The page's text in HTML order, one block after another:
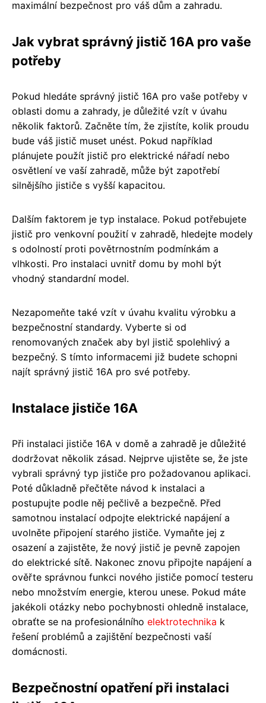
maximální bezpečnost pro váš dům a zahradu.
Jak vybrat správný jistič 16A pro vaše
potřeby
Pokud hledáte správný jistič 16A pro vaše potřeby v
oblasti domu a zahrady, je důležité vzít v úvahu
několik faktorů. Začněte tím, že zjistíte, kolik proudu
bude váš jistič muset unést. Pokud například
plánujete použít jistič pro elektrické nářadí nebo
osvětlení ve vaší zahradě, může být zapotřebí
silnějšího jističe s vyšší kapacitou.
Dalším faktorem je typ instalace. Pokud potřebujete
jistič pro venkovní použití v zahradě, hledejte modely
s odolností proti povětrnostním podmínkám a
vlhkosti. Pro instalaci uvnitř domu by mohl být
vhodný standardní model.
Nezapomeňte také vzít v úvahu kvalitu výrobku a
bezpečnostní standardy. Vyberte si od
renomovaných značek aby byl jistič spolehlivý a
bezpečný. S tímto informacemi již budete schopni
najít správný jistič 16A pro své potřeby.
Instalace jističe 16A
Při instalaci jističe 16A v domě a zahradě je důležité
dodržovat několik zásad. Nejprve ujistěte se, že jste
vybrali správný typ jističe pro požadovanou aplikaci.
Poté důkladně přečtěte návod k instalaci a
postupujte podle něj pečlivě a bezpečně. Před
samotnou instalací odpojte elektrické napájení a
uvolněte připojení starého jističe. Vymaňte jej z
osazení a zajistěte, že nový jistič je pevně zapojen
do elektrické sítě. Nakonec znovu připojte napájení a
ověřte správnou funkci nového jističe pomocí testeru
nebo množstvím energie, kterou unese. Pokud máte
jakékoli otázky nebo pochybnosti ohledně instalace,
obraťte se na profesionálního elektrotechnika k
řešení problémů a zajištění bezpečnosti vaší
domácnosti.
Bezpečnostní opatření při instalaci